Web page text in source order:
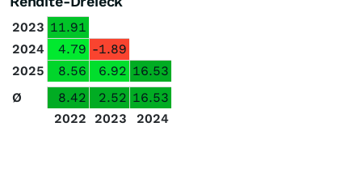
2023 11.91
2024
4.79 -1.89
2025
8.56 6.92 16.53
Ø
8.42 2.52 16.53
2022 2023 2024